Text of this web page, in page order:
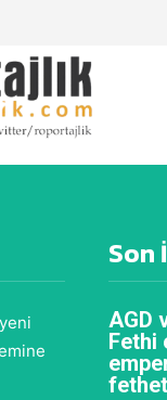
Son
AGD
Fethi